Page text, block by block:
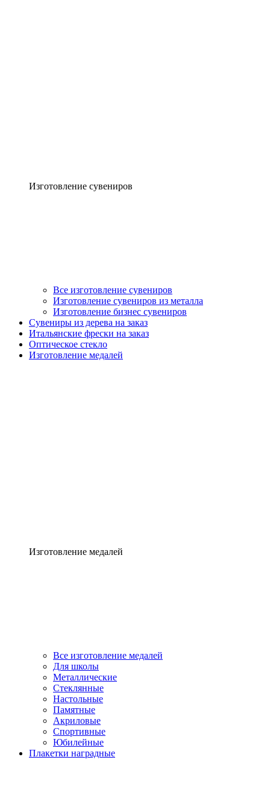
Изготовление сувениров
Все изготовление сувениров
Изготовление сувениров из металла
Изготовление бизнес сувениров
Сувениры из дерева на заказ
Итальянские фрески на заказ
Оптическое стекло
Изготовление медалей
Изготовление медалей
Все изготовление медалей
Для школы
Металлические
Стеклянные
Настольные
Памятные
Акриловые
Спортивные
Юбилейные
Плакетки наградные